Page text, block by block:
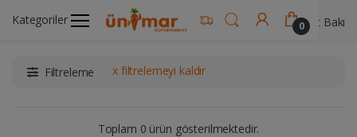
Kategoriler 0
Ünimar Anasayfa Kişisel Bakım Ürünleri Saç
Filtreleme x filtrelemeyi kaldır
Toplam 0 ürün gösterilmektedir.